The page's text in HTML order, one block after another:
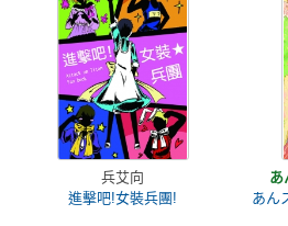
兵艾向
進擊吧!女裝兵團!
あ
あん